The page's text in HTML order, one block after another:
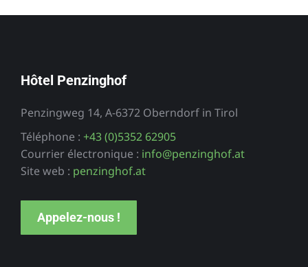
Hôtel Penzinghof
Penzingweg 14, A-6372 Oberndorf in Tirol
Téléphone : +43 (0)5352 62905
Courrier électronique : info@penzinghof.at
Site web : penzinghof.at
Appelez-nous !